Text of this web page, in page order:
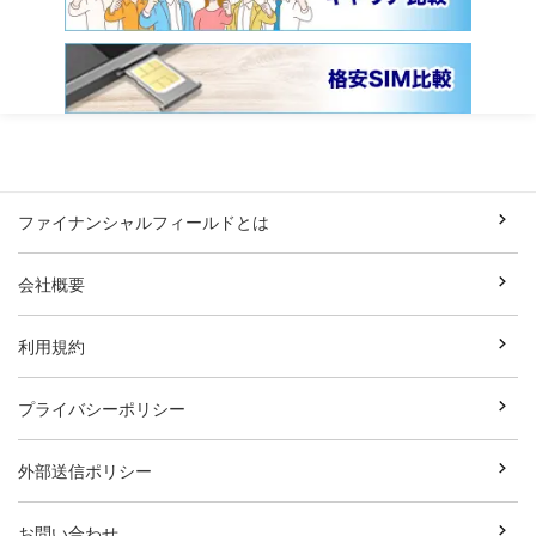
ファイナンシャルフィールドとは
会社概要
利用規約
プライバシーポリシー
外部送信ポリシー